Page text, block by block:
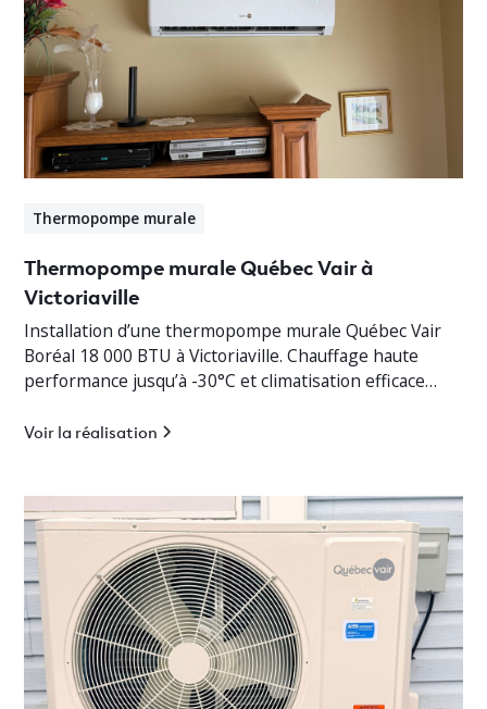
Thermopompe murale
Thermopompe murale Québec Vair à
Victoriaville
Installation d’une thermopompe murale Québec Vair
Boréal 18 000 BTU à Victoriaville. Chauffage haute
performance jusqu’à -30°C et climatisation efficace
Voir la réalisation